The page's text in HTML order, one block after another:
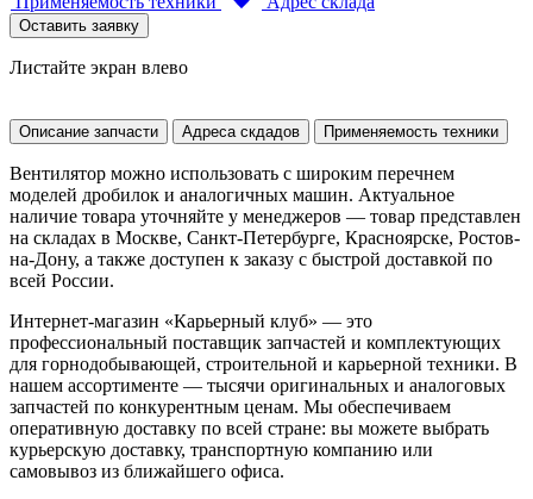
Оставить заявку
Листайте экран влево
Описание запчасти Адреса скдадов Применяемость техники
Вентилятор можно использовать с широким перечнем
моделей дробилок и аналогичных машин. Актуальное
наличие товара уточняйте у менеджеров — товар представлен
на складах в Москве, Санкт-Петербурге, Красноярске, Ростов-
на-Дону, а также доступен к заказу с быстрой доставкой по
всей России.
Интернет-магазин «Карьерный клуб» — это
профессиональный поставщик запчастей и комплектующих
для горнодобывающей, строительной и карьерной техники. В
нашем ассортименте — тысячи оригинальных и аналоговых
запчастей по конкурентным ценам. Мы обеспечиваем
оперативную доставку по всей стране: вы можете выбрать
курьерскую доставку, транспортную компанию или
самовывоз из ближайшего офиса.